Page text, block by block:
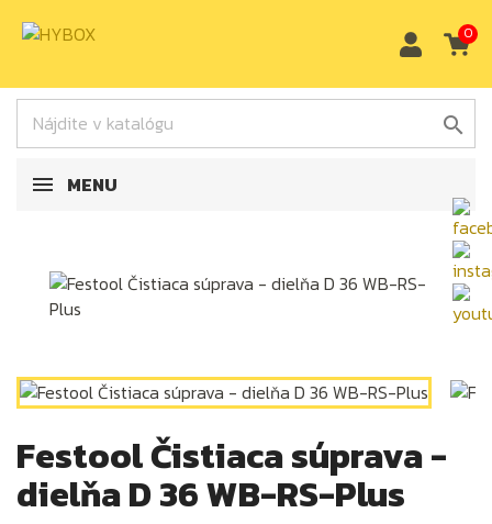

0
MENU
Festool Čistiaca súprava -
dielňa D 36 WB-RS-Plus